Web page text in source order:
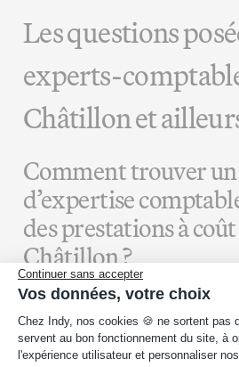
Continuer sans accepter
Vos données, votre choix
Plateforme de Gestion du
Chez Indy, nos cookies 🍪 ne sortent pas
servent au bon fonctionnement du site, à
l'expérience utilisateur et personnaliser
Les questions
experts-
Châtillon et
Comment trouver
d’expertise
des prestations à
Châtillon ?
Afin de recevoir un devis
reflète la moyenne du marché, il
tarifs de plusieurs cabinets. Il
l'option qui vous offre le meilleur